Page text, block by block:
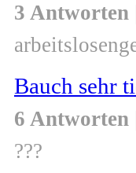
3 Antworten
Bauch sehr
6 Antworten
???